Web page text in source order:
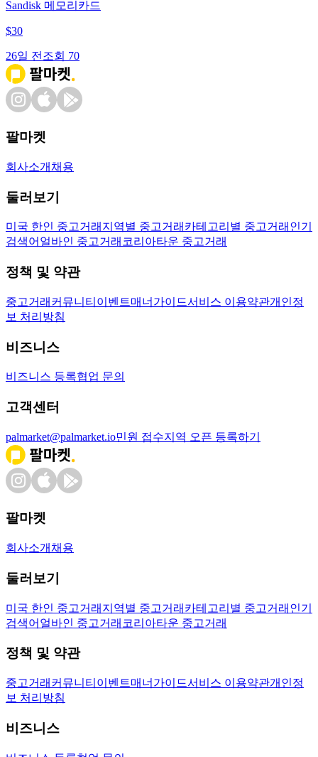
Sandisk 메모리카드
$30
26일 전 조회 70
팔마켓
회사소개 채용
둘러보기
미국 한인 중고거래 지역별 중고거래 카테고리별 중고거래 인기
검색어 얼바인 중고거래 코리아타운 중고거래
정책 및 약관
중고거래 커뮤니티 이벤트매너가이드서비스 이용약관개인정
보 처리방침
비즈니스
비즈니스 등록협업 문의
고객센터
palmarket@palmarket.io민원 접수지역 오픈 등록하기
팔마켓
회사소개 채용
둘러보기
미국 한인 중고거래 지역별 중고거래 카테고리별 중고거래 인기
검색어 얼바인 중고거래 코리아타운 중고거래
정책 및 약관
중고거래 커뮤니티 이벤트매너가이드서비스 이용약관개인정
보 처리방침
비즈니스